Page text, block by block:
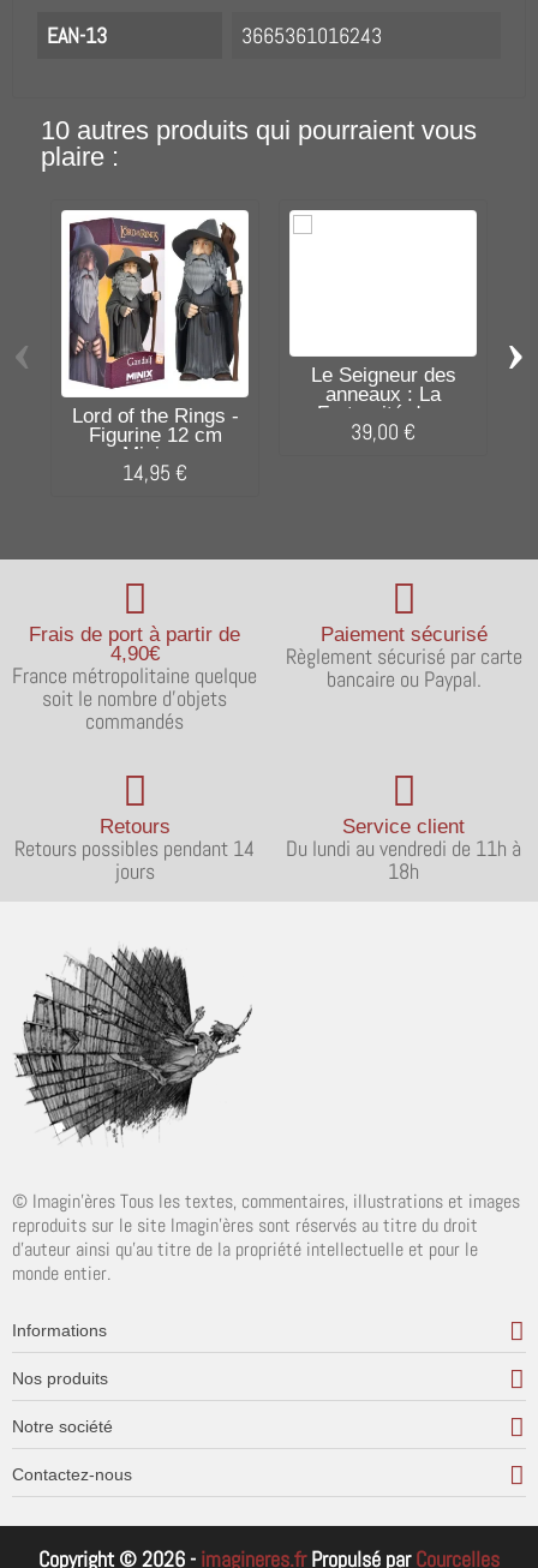
EAN-13 3665361016243
10 autres produits qui pourraient vous
plaire :
Lord of the Rings -
Figurine 12 cm
Minix...
14,95 €
Le Seigneur des
anneaux : La
Fraternité de...
39,00 €
‹ ›
Frais de port à partir de
4,90€
France métropolitaine quelque
soit le nombre d'objets
commandés
Paiement sécurisé
Règlement sécurisé par carte
bancaire ou Paypal.
Retours
Retours possibles pendant 14
jours
Service client
Du lundi au vendredi de 11h à
18h
© Imagin'ères Tous les textes, commentaires, illustrations et images
reproduits sur le site Imagin'ères sont réservés au titre du droit
d'auteur ainsi qu'au titre de la propriété intellectuelle et pour le
monde entier.
Informations
Nos produits
Notre société
Contactez-nous
Copyright © 2026 - imagineres.frPropulsé parCourcelles